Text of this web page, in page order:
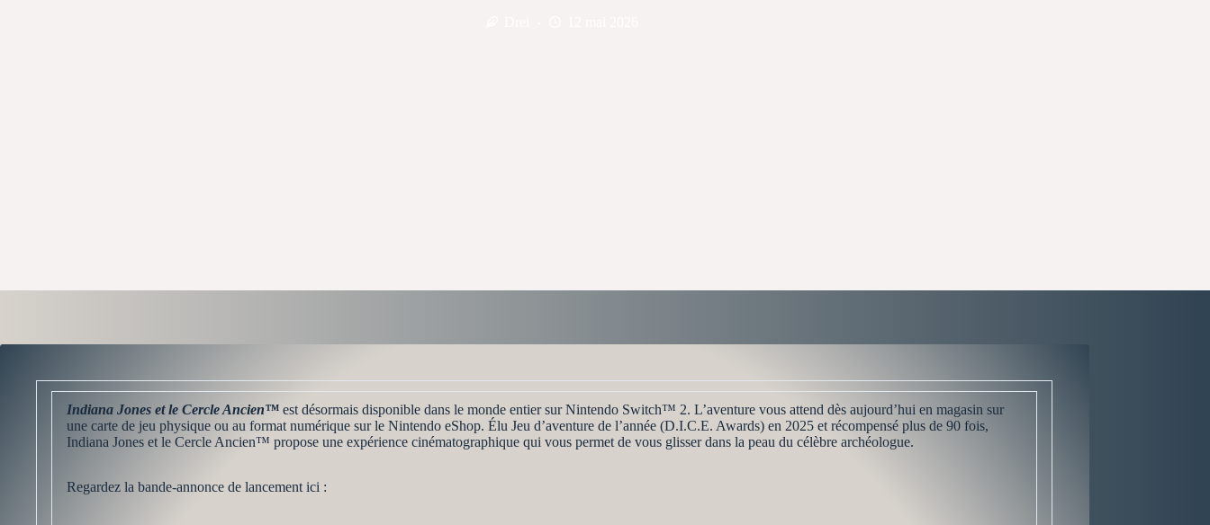
Indiana Jones et le Cercle Ancien™ est désormais disponible dans le monde entier sur Nintendo Switch™ 2. ​​L’aventure vous attend dès aujourd’hui en magasin sur
une carte de jeu physique ou au format numérique sur le Nintendo eShop. Élu Jeu d’aventure de l’année (D.I.C.E. Awards) en 2025 et récompensé ​​plus de 90 fois,
Indiana Jones et le Cercle Ancien™ propose une expérience cinématographique qui vous permet de vous glisser dans la peau du célèbre archéologue.
Regardez la bande-annonce de lancement ici :